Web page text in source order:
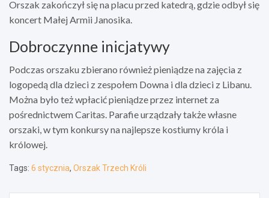
Orszak zakończył się na placu przed katedrą, gdzie odbył się
koncert Małej Armii Janosika.
Dobroczynne inicjatywy
Podczas orszaku zbierano również pieniądze na zajęcia z
logopedą dla dzieci z zespołem Downa i dla dzieci z Libanu.
Można było też wpłacić pieniądze przez internet za
pośrednictwem Caritas. Parafie urządzały także własne
orszaki, w tym konkursy na najlepsze kostiumy króla i
królowej.
Tags: 6 stycznia, Orszak Trzech Króli